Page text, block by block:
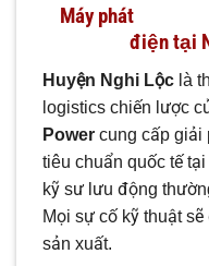
Máy phát
điện tại
Huyện Nghi Lộc là
logistics chiến lược
Power cung cấp giải
tiêu chuẩn quốc tế
kỹ sư lưu động
Mọi sự cố kỹ thuật
sản xuất.